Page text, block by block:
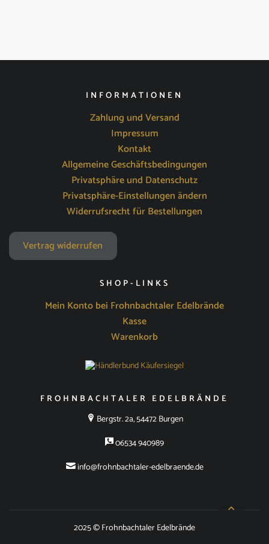
INFORMATIONEN
Zahlung und Versand
Impressum
Kontakt
Allgemeine Geschäftsbedingungen
Privatsphäre und Datenschutz
Privatsphäre-Einstellungen ändern
Widerrufsrecht für Bestellungen
Vertrag widerrufen
SHOP-LINKS
Mein Konto bei Frohnbachtaler Edelbrände
Kasse
Warenkorb
FROHNBACHTALER EDELBRÄNDE
Bergstr. 2a, 54472 Burgen
06534 940989
info@frohnbachtaler-edelbraende.de
2025 © Frohnbachtaler Edelbrände